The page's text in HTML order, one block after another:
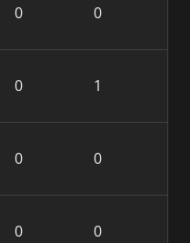
0 0
0 1
0 0
0 0